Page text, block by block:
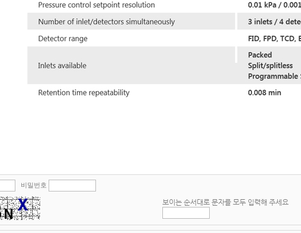
비밀번호
보이는 순서대로 문자를 모두 입력해 주세요